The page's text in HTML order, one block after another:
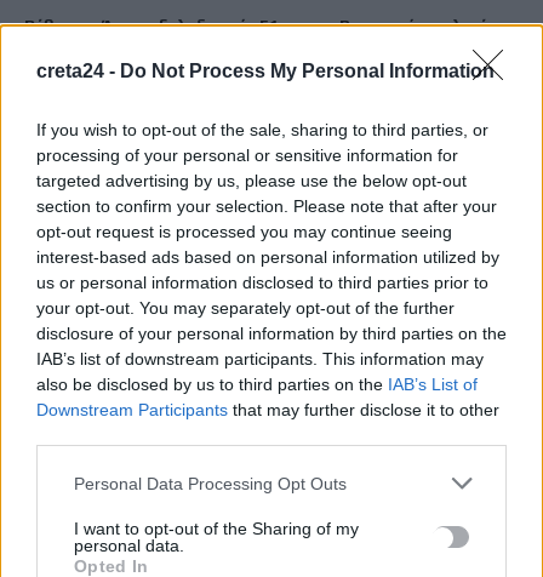
creta24 - Do Not Process My Personal Information
If you wish to opt-out of the sale, sharing to third parties, or
processing of your personal or sensitive information for
targeted advertising by us, please use the below opt-out
section to confirm your selection. Please note that after your
opt-out request is processed you may continue seeing
interest-based ads based on personal information utilized by
us or personal information disclosed to third parties prior to
your opt-out. You may separately opt-out of the further
disclosure of your personal information by third parties on the
IAB’s list of downstream participants. This information may
also be disclosed by us to third parties on the IAB’s List of
Downstream Participants that may further disclose it to other
Personal Data Processing Opt Outs
I want to opt-out of the Sharing of my
personal data.
Opted In
Ρέθυμνο: Άγριος ξυλοδαρμός 51χρονου Βρετανού στο λιμάνι –
9 Αυγούστου, 2026
Κορυφώνεται η έξοδος για τον Δεκαπενταύγουστο -Το
αδιαχώρητο στα λιμάνια της Αττικής
9 Αυγούστου, 2026
Στίβος: Νέα επιτυχία για την Ελλάδα στο Παγκόσμιο Κ20
-Αργυρό μετάλλιο στα 800μ. η Ιουλιάνα Ρούσσου
9 Αυγούστου, 2026
Άνοδος της θερμοκρασίας και ισχυροί άνεμοι -Σε Red Code η
Ποιες οι απάτητες παραλίες της Ελλάδας – My coast: Πώς θα
κάνετε καταγγελία για παρανομίες